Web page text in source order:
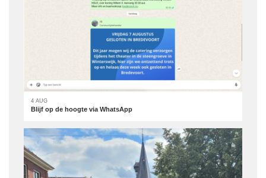
4 AUG
Blijf op de hoogte via WhatsApp